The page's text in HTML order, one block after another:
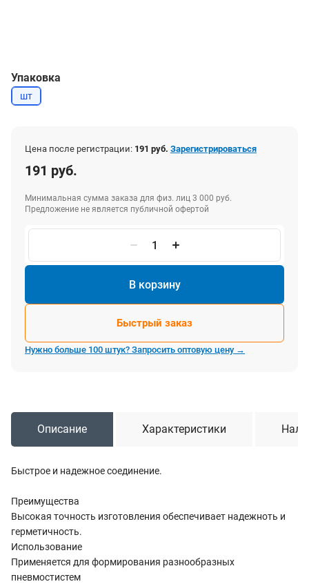
Упаковка
шт
Цена после регистрации: 191 руб. Зарегистрироваться
191 руб.
Минимальная сумма заказа для физ. лиц 3 000 руб.
Предложение не является публичной офертой
В корзину
Быстрый заказ
Нужно больше 100 штук? Запросить оптовую цену →
Описание Характеристики
Быстрое и надежное соединение.
Преимущества
Высокая точность изготовления обеспечивает надежноть и
герметичность.
Использование
Применяется для формирования разнообразных
пневмостистем